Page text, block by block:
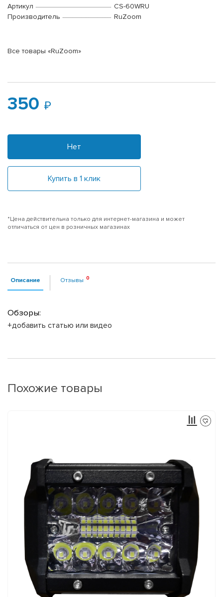
Артикул
CS-60WRU
Производитель
RuZoom
Все товары «RuZoom»
350
Нет
Купить в 1 клик
*Цена действительна только для интернет-магазина и может
отличаться от цен в розничных магазинах
Описание Отзывы
Обзоры:
+добавить статью или видео
Похожие товары